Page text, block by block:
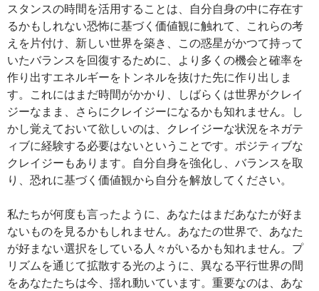
スタンスの時間を活用することは、自分自身の中に存在す
るかもしれない恐怖に基づく価値観に触れて、これらの考
えを片付け、新しい世界を築き、この惑星がかつて持って
いたバランスを回復するために、より多くの機会と確率を
作り出すエネルギーをトンネルを抜けた先に作り出しま
す。これにはまだ時間がかかり、しばらくは世界がクレイ
ジーなまま、さらにクレイジーになるかも知れません。し
かし覚えておいて欲しいのは、クレイジーな状況をネガテ
ィブに経験する必要はないということです。ポジティブな
クレイジーもあります。自分自身を強化し、バランスを取
り、恐れに基づく価値観から自分を解放してください。
私たちが何度も言ったように、あなたはまだあなたが好ま
ないものを見るかもしれません。あなたの世界で、あなた
が好まない選択をしている人々がいるかも知れません。プ
リズムを通じて拡散する光のように、異なる平行世界の間
をあなたたちは今、揺れ動いています。重要なのは、あな